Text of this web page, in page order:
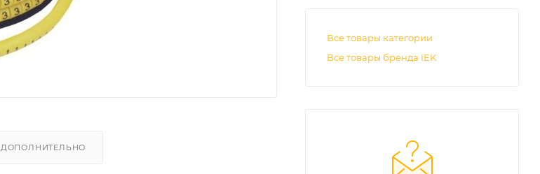
ДОПОЛНИТЕЛЬНО
Все товары категории
Все товары бренда IEK